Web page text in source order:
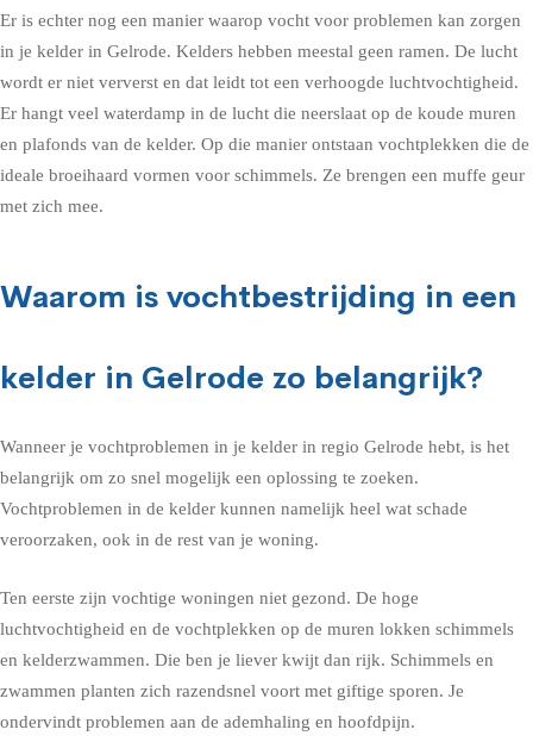
Er is echter nog een manier waarop vocht voor problemen kan zorgen
in je kelder in Gelrode. Kelders hebben meestal geen ramen. De lucht
wordt er niet ververst en dat leidt tot een verhoogde luchtvochtigheid.
Er hangt veel waterdamp in de lucht die neerslaat op de koude muren
en plafonds van de kelder. Op die manier ontstaan vochtplekken die de
ideale broeihaard vormen voor schimmels. Ze brengen een muffe geur
met zich mee.
Waarom is vochtbestrijding in een
kelder in Gelrode zo belangrijk?
Wanneer je vochtproblemen in je kelder in regio Gelrode hebt, is het
belangrijk om zo snel mogelijk een oplossing te zoeken.
Vochtproblemen in de kelder kunnen namelijk heel wat schade
veroorzaken, ook in de rest van je woning.
Ten eerste zijn vochtige woningen niet gezond. De hoge
luchtvochtigheid en de vochtplekken op de muren lokken schimmels
en kelderzwammen. Die ben je liever kwijt dan rijk. Schimmels en
zwammen planten zich razendsnel voort met giftige sporen. Je
ondervindt problemen aan de ademhaling en hoofdpijn.